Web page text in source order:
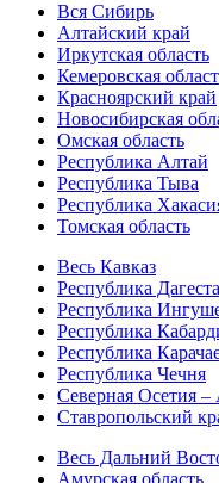
Вся Сибирь
Алтайский край
Иркутская область
Кемеровская
Красноярский край
Новосибирская
Омская область
Республика Алтай
Республика Тыва
Республика
Томская область
Весь Кавказ
Республика
Республика
Республика
Республика
Республика Чечня
Северная Осетия –
Ставропольский
Весь Дальний
Амурская область